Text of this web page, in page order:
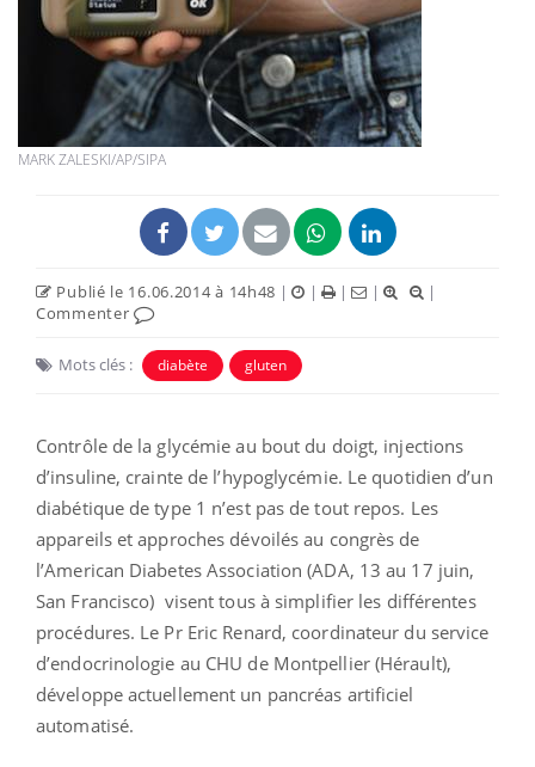
MARK ZALESKI/AP/SIPA
Publié le 16.06.2014 à 14h48 | | | |
|
Commenter
Mots clés : diabète gluten
Contrôle de la glycémie au bout du doigt, injections
d’insuline, crainte de l’hypoglycémie. Le quotidien d’un
diabétique de type 1 n’est pas de tout repos. Les
appareils et approches dévoilés au congrès de
l’American Diabetes Association (ADA, 13 au 17 juin,
San Francisco) visent tous à simplifier les différentes
procédures. Le Pr Eric Renard, coordinateur du service
d’endocrinologie au CHU de Montpellier (Hérault),
développe actuellement un pancréas artificiel
automatisé.